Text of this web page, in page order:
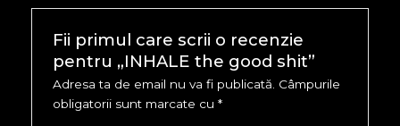
Fii primul care scrii o recenzie
pentru „INHALE the good shit”
Adresa ta de email nu va fi publicată. Câmpurile
obligatorii sunt marcate cu *